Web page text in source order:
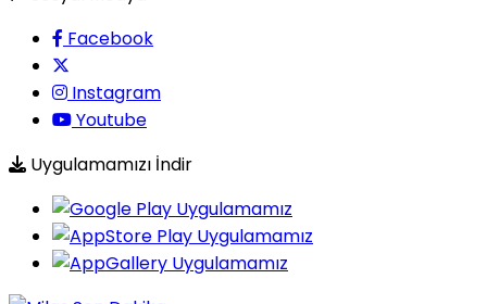
Facebook
Instagram
Youtube
Uygulamamızı İndir